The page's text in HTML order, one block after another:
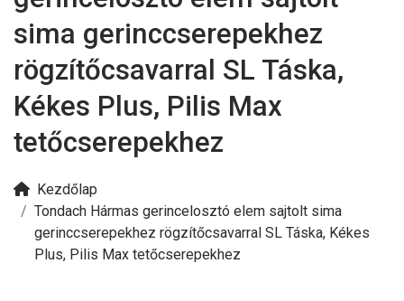
sima gerinccserepekhez
rögzítőcsavarral SL Táska,
Kékes Plus, Pilis Max
tetőcserepekhez
Kezdőlap
Tondach Hármas gerincelosztó elem sajtolt sima
gerinccserepekhez rögzítőcsavarral SL Táska, Kékes
Plus, Pilis Max tetőcserepekhez